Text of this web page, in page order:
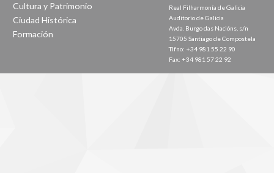
Cultura y Patrimonio
Ciudad Histórica
Formación
Real Filharmonía de Galicia
Auditorio de Galicia
Avda. Burgo das Nacións, s/n
15705 Santiago de Compostela
Tlfno: +34 981 55 22 90
Fax: +34 981 57 22 92